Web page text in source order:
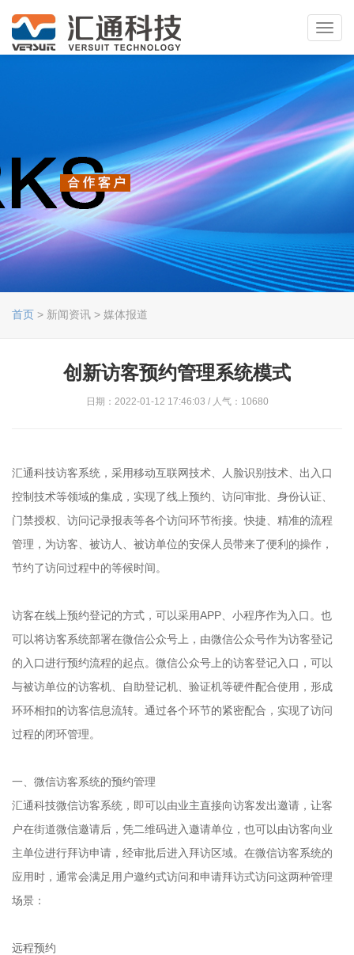
首页 > 新闻资讯 > 媒体报道
创新访客预约管理系统模式
日期：2022-01-12 17:46:03 / 人气：10680
汇通科技访客系统，采用移动互联网技术、人脸识别技术、出入口
控制技术等领域的集成，实现了线上预约、访问审批、身份认证、
门禁授权、访问记录报表等各个访问环节衔接。快捷、精准的流程
管理，为访客、被访人、被访单位的安保人员带来了便利的操作，
节约了访问过程中的等候时间。
访客在线上预约登记的方式，可以采用APP、小程序作为入口。也
可以将访客系统部署在微信公众号上，由微信公众号作为访客登记
的入口进行预约流程的起点。微信公众号上的访客登记入口，可以
与被访单位的访客机、自助登记机、验证机等硬件配合使用，形成
环环相扣的访客信息流转。通过各个环节的紧密配合，实现了访问
过程的闭环管理。
一、微信访客系统的预约管理
汇通科技微信访客系统，即可以由业主直接向访客发出邀请，让客
户在街道微信邀请后，凭二维码进入邀请单位，也可以由访客向业
主单位进行拜访申请，经审批后进入拜访区域。在微信访客系统的
应用时，通常会满足用户邀约式访问和申请拜访式访问这两种管理
场景：
远程预约